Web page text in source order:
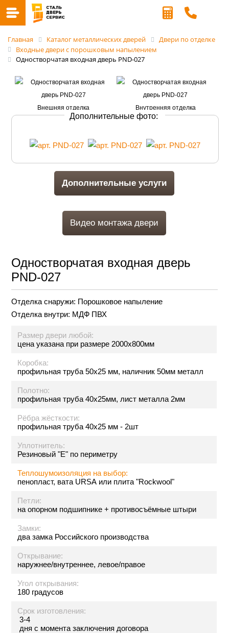
Главная Каталог металлических дверей
Двери по отделке
Входные двери с порошковым напылением
Одностворчатая входная дверь PND-027
Дополнительные фото:
Дополнительные услуги
Видео монтажа двери
Одностворчатая входная дверь
PND-027
Отделка снаружи: Порошковое напыление
Отделка внутри: МДФ ПВХ
Размер двери любой:
цена указана при размере 2000х800мм
Коробка:
профильная труба 50х25 мм, наличник 50мм металл
Полотно:
профильная труба 40х25мм, лист металла 2мм
Рёбра жёсткости:
профильная труба 40х25 мм - 2шт
Уплотнитель:
Резиновый "Е" по периметру
Теплошумоизоляция на выбор:
пенопласт, вата URSA или плита "Rockwool"
Петли:
на опорном подшипнике + противосъёмные штыри
Замки:
два замка Российского производства
Открывание:
наружнее/внутреннее, левое/правое
Угол открывания:
180 градусов
Срок изготовления:
3-4
дня с момента заключения договора